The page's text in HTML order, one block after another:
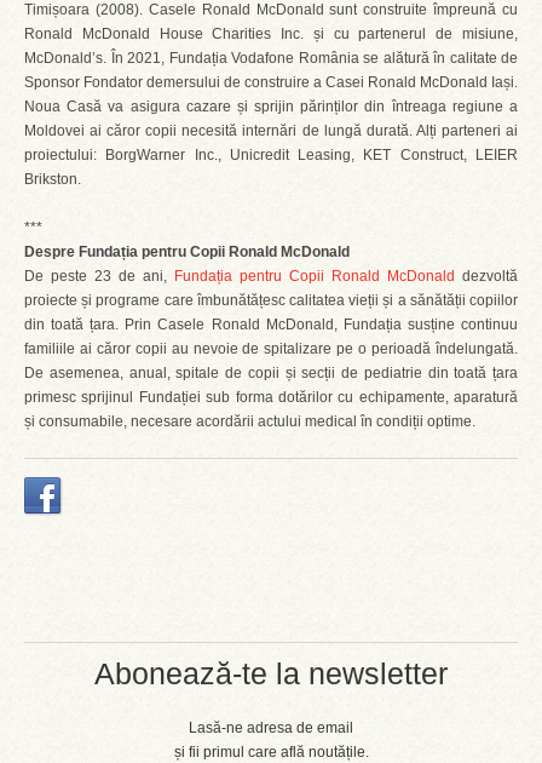
Abonează-te la newsletter
Lasă-ne adresa de email
și fii primul care află noutățile.
Timișoara (2008). Casele Ronald McDonald sunt construite împreună cu
Ronald McDonald House Charities Inc. și cu partenerul de misiune,
McDonald’s. În 2021, Fundația Vodafone România se alătură în calitate de
Sponsor Fondator demersului de construire a Casei Ronald McDonald Iași.
Noua Casă va asigura cazare și sprijin părinților din întreaga regiune a
Moldovei ai căror copii necesită internări de lungă durată. Alți parteneri ai
proiectului: BorgWarner Inc., Unicredit Leasing, KET Construct, LEIER
Brikston.
***
Despre Fundația pentru Copii Ronald McDonald
De peste 23 de ani, Fundația pentru Copii Ronald McDonald dezvoltă
proiecte și programe care îmbunătățesc calitatea vieții și a sănătății copiilor
din toată țara. Prin Casele Ronald McDonald, Fundația susține continuu
familiile ai căror copii au nevoie de spitalizare pe o perioadă îndelungată.
De asemenea, anual, spitale de copii și secții de pediatrie din toată țara
primesc sprijinul Fundației sub forma dotărilor cu echipamente, aparatură
și consumabile, necesare acordării actului medical în condiții optime.